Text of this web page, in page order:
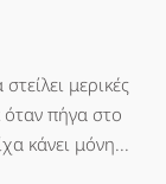
μερικές
όταν πήγα στο
κάνει μόνη...